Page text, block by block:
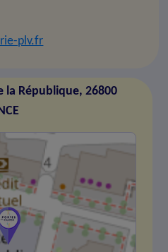
plv.fr
la République, 26800